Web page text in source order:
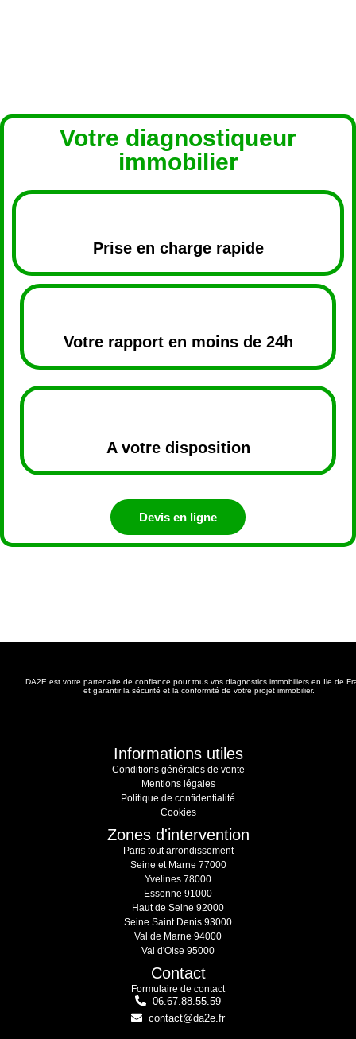
Votre diagnostiqueur
immobilier
Prise en charge rapide
Votre rapport en moins de 24h
A votre disposition
Devis en ligne
DA2E est votre partenaire de confiance pour tous vos diagnostics immobiliers en Ile de
et garantir la sécurité et la conformité de votre projet immobilier.
Informations utiles
Conditions générales de vente
Mentions légales
Politique de confidentialité
Cookies
Zones d'intervention
Paris tout arrondissement
Seine et Marne 77000
Yvelines 78000
Essonne 91000
Haut de Seine 92000
Seine Saint Denis 93000
Val de Marne 94000
Val d'Oise 95000
Contact
Formulaire de contact
06.67.88.55.59
contact@da2e.fr